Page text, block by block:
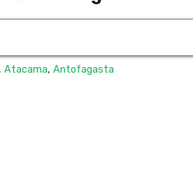
, Atacama, Antofagasta